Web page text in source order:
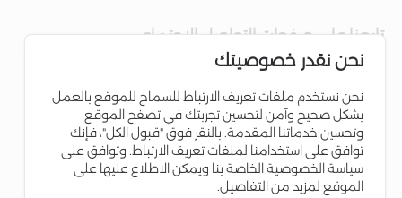
تابعنا على صفحات التواصل الاجتماعي
نحن نقدر خصوصيتك
نحن نستخدم ملفات تعريف الارتباط للسماح للموقع بالعمل
بشكل صحيح وآمن لتحسين تجربتك في تصفح الموقع
وتحسين خدماتنا المقدمة. بالنقر فوق "قبول الكل"، فإنك
توافق على استخدامنا لملفات تعريف الارتباط. وتوافق على
سياسة الخصوصية الخاصة بنا ويمكن الاطلاع عليها على
الموقع لمزيد من التفاصيل.